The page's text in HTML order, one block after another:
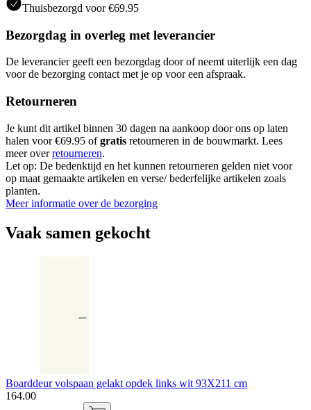
Thuisbezorgd voor €69.95
Bezorgdag in overleg met leverancier
De leverancier geeft een bezorgdag door of neemt uiterlijk een dag
voor de bezorging contact met je op voor een afspraak.
Retourneren
Je kunt dit artikel binnen 30 dagen na aankoop door ons op laten
halen voor €69.95 ofgratis retourneren in de bouwmarkt. Lees
meer overretourneren.
Let op: De bedenktijd en het kunnen retourneren gelden niet voor
op maat gemaakte artikelen en verse/ bederfelijke artikelen zoals
planten.
Meer informatie over de bezorging
Vaak samen gekocht
Boarddeur volspaan gelakt opdek links wit 93X211 cm
164.00